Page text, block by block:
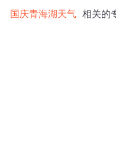
国庆青海湖天气 相关的